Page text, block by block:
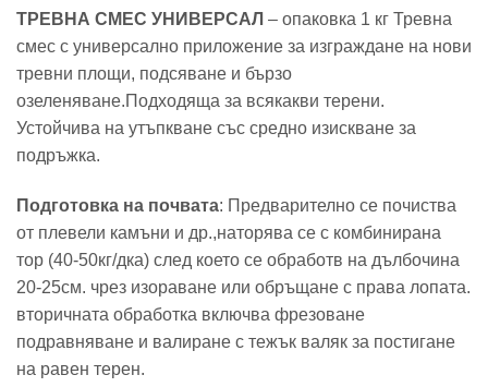
ТРЕВНА СМЕС УНИВЕРСАЛ – опаковка 1 кг Тревна
смес с универсално приложение за изграждане на нови
тревни площи, подсяване и бързо
озеленяване.Подходяща за всякакви терени.
Устойчива на утъпкване със средно изискване за
подръжка.
Подготовка на почвата: Предварително се почиства
от плевели камъни и др.,наторява се с комбинирана
тор (40-50кг/дка) след което се обработв на дълбочина
20-25см. чрез изораване или обръщане с права лопата.
вторичната обработка включва фрезоване
подравняване и валиране с тежък валяк за постигане
на равен терен.